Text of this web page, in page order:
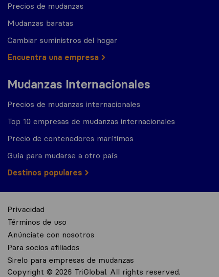
Precios de mudanzas
Mudanzas baratas
Cambiar suministros del hogar
Encuentra una empresa
Mudanzas Internacionales
Precios de mudanzas internacionales
Top 10 empresas de mudanzas internacionales
Precio de contenedores marítimos
Guía para mudarse a otro país
Destinos populares
Privacidad
Términos de uso
Anúnciate con nosotros
Para socios afiliados
Sirelo para empresas de mudanzas
Copyright © 2026 TriGlobal. All rights reserved.